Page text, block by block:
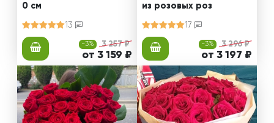
0 см
13
-3% 3 257 ₽
от 3 159 ₽
из розовых роз
17
-3% 3 296 ₽
от 3 197 ₽